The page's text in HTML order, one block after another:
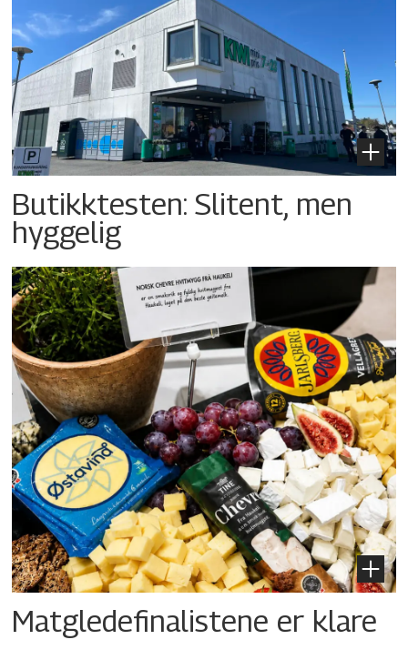
Butikktesten: Slitent, men
hyggelig
Matgledefinalistene er klare